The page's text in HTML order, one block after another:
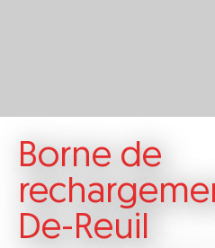
Borne de
De-Reuil